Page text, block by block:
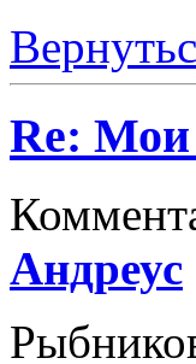
Re: Мои
Андреус